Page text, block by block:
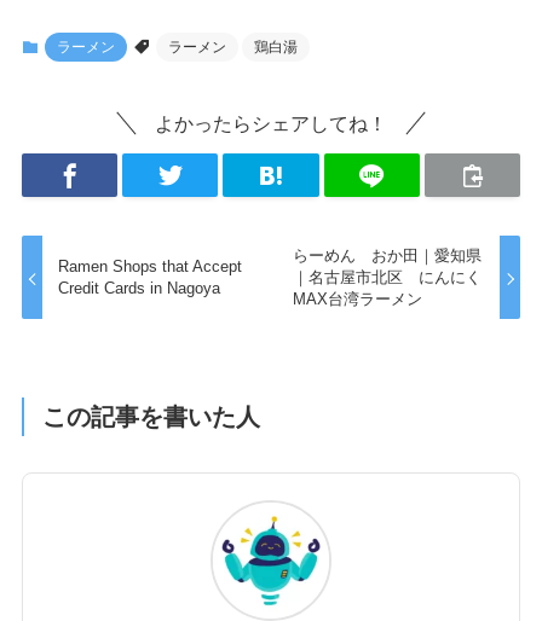
ラーメン ラーメン 鶏白湯
よかったらシェアしてね！
Ramen Shops that Accept
Credit Cards in Nagoya
らーめん おか田｜愛知県
｜名古屋市北区 にんにく
MAX台湾ラーメン
この記事を書いた人